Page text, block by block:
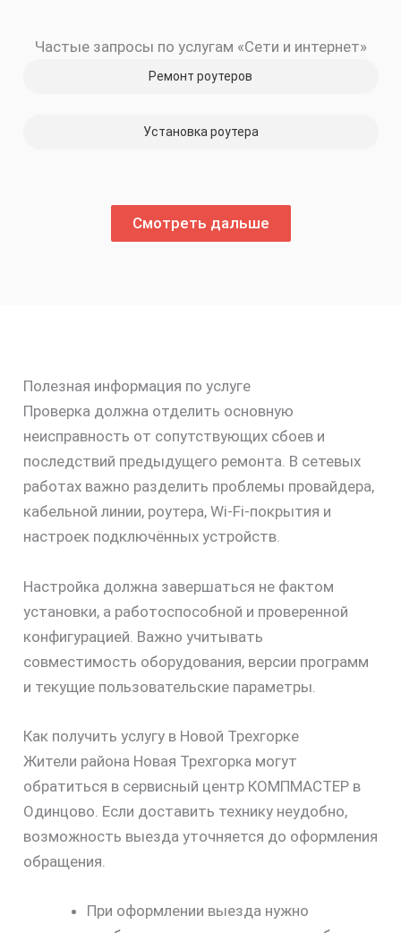
Частые запросы по услугам «Сети и интернет»
Ремонт роутеров
Установка роутера
Смотреть дальше
Полезная информация по услуге
Проверка должна отделить основную
неисправность от сопутствующих сбоев и
последствий предыдущего ремонта. В сетевых
работах важно разделить проблемы провайдера,
кабельной линии, роутера, Wi‑Fi-покрытия и
настроек подключённых устройств.
Настройка должна завершаться не фактом
установки, а работоспособной и проверенной
конфигурацией. Важно учитывать
совместимость оборудования, версии программ
и текущие пользовательские параметры.
Как получить услугу в Новой Трехгорке
Жители района Новая Трехгорка могут
обратиться в сервисный центр КОМПМАСТЕР в
Одинцово. Если доставить технику неудобно,
возможность выезда уточняется до оформления
обращения.
При оформлении выезда нужно